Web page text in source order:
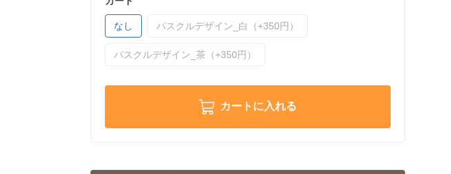
なし パスクルデザイン_白（+350円）
パスクルデザイン_茶（+350円）
カートに入れる